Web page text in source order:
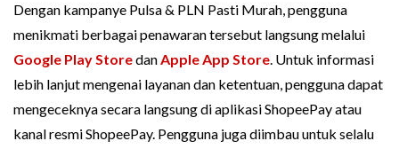
Dengan kampanye Pulsa & PLN Pasti Murah, pengguna
menikmati berbagai penawaran tersebut langsung melalui
Google Play StoredanApple App Store. Untuk informasi
lebih lanjut mengenai layanan dan ketentuan, pengguna dapat
mengeceknya secara langsung di aplikasi ShopeePay atau
kanal resmi ShopeePay. Pengguna juga diimbau untuk selalu